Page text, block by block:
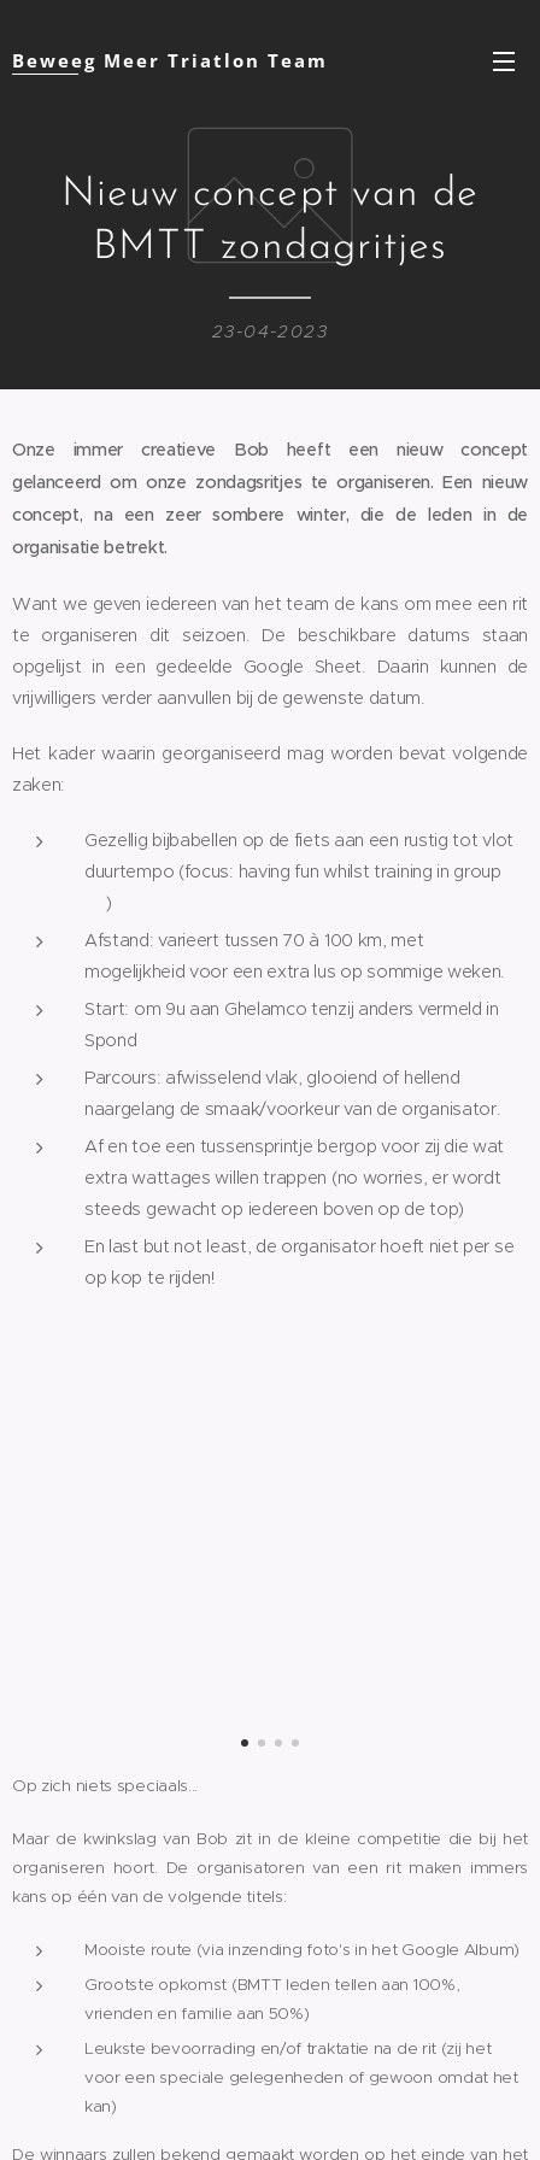
Beweeg Meer Triatlon Team
Nieuw concept van de
BMTT zondagritjes
23-04-2023
Onze immer creatieve Bob heeft een nieuw concept
gelanceerd om onze zondagsritjes te organiseren. Een nieuw
concept, na een zeer sombere winter, die de leden in de
organisatie betrekt.
Want we geven iedereen van het team de kans om mee een rit
te organiseren dit seizoen. De beschikbare datums staan
opgelijst in een gedeelde Google Sheet. Daarin kunnen de
vrijwilligers verder aanvullen bij de gewenste datum.
Het kader waarin georganiseerd mag worden bevat volgende
zaken:
Gezellig bijbabellen op de fiets aan een rustig tot vlot
duurtempo (focus: having fun whilst training in group
😊)
Afstand: varieert tussen 70 à 100 km, met
mogelijkheid voor een extra lus op sommige weken.
Start: om 9u aan Ghelamco tenzij anders vermeld in
Spond
Parcours: afwisselend vlak, glooiend of hellend
naargelang de smaak/voorkeur van de organisator.
Af en toe een tussensprintje bergop voor zij die wat
extra wattages willen trappen (no worries, er wordt
steeds gewacht op iedereen boven op de top)
En last but not least, de organisator hoeft niet per se
op kop te rijden!
Op zich niets speciaals...
Maar de kwinkslag van Bob zit in de kleine competitie die bij het
organiseren hoort. De organisatoren van een rit maken immers
kans op één van de volgende titels:
Mooiste route (via inzending foto's in het Google Album)
Grootste opkomst (BMTT leden tellen aan 100%,
vrienden en familie aan 50%)
Leukste bevoorrading en/of traktatie na de rit (zij het
voor een speciale gelegenheden of gewoon omdat het
kan)
De winnaars zullen bekend gemaakt worden op het einde van het